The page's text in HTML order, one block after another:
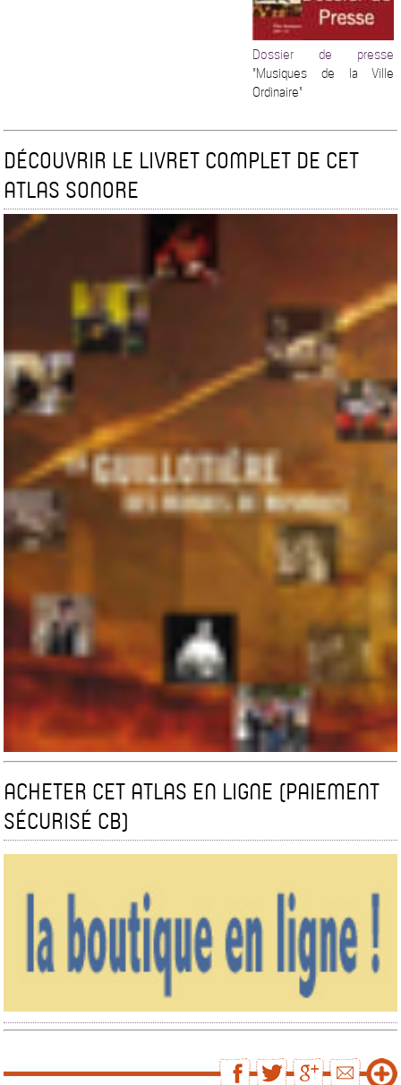
Dossier de presse
"Musiques de la Ville
Ordinaire"
DÉCOUVRIR LE LIVRET COMPLET DE CET
ATLAS SONORE
ACHETER CET ATLAS EN LIGNE (PAIEMENT
SÉCURISÉ CB)